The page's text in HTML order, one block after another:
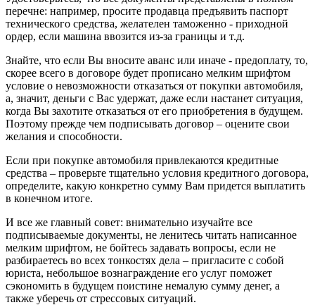
перечне: например, просите продавца предъявить паспорт
технического средства, желателен таможенно - приходной
ордер, если машина ввозится из-за границы и т.д.
Знайте, что если Вы вносите аванс или иначе - предоплату, то,
скорее всего в договоре будет прописано мелким шрифтом
условие о невозможности отказаться от покупки автомобиля,
а, значит, деньги с Вас удержат, даже если настанет ситуация,
когда Вы захотите отказаться от его приобретения в будущем.
Поэтому прежде чем подписывать договор – оцените свои
желания и способности.
Если при покупке автомобиля привлекаются кредитные
средства – проверьте тщательно условия кредитного договора,
определите, какую конкретно сумму Вам придется выплатить
в конечном итоге.
И все же главный совет: внимательно изучайте все
подписываемые документы, не ленитесь читать написанное
мелким шрифтом, не бойтесь задавать вопросы, если не
разбираетесь во всех тонкостях дела – пригласите с собой
юриста, небольшое вознаграждение его услуг поможет
сэкономить в будущем поистине немалую сумму денег, а
также уберечь от стрессовых ситуаций.